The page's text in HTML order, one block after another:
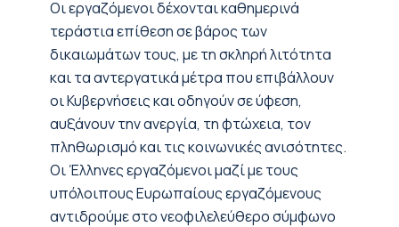
Οι εργαζόμενοι δέχονται καθημερινά
τεράστια επίθεση σε βάρος των
δικαιωμάτων τους, με τη σκληρή λιτότητα
και τα αντεργατικά μέτρα που επιβάλλουν
οι Κυβερνήσεις και οδηγούν σε ύφεση,
αυξάνουν την ανεργία, τη φτώχεια, τον
πληθωρισμό και τις κοινωνικές ανισότητες.
Οι Έλληνες εργαζόμενοι μαζί με τους
υπόλοιπους Ευρωπαίους εργαζόμενους
αντιδρούμε στο νεοφιλελεύθερο σύμφωνο